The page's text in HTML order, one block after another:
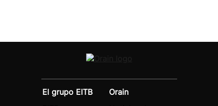
El grupo EITB
Orain